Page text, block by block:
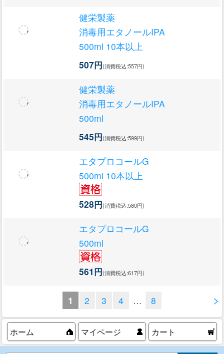
健栄製薬
消毒用エタノールIPA
500ml 10本以上
507円(消費税込:557円)
健栄製薬
消毒用エタノールIPA
500ml
545円(消費税込:599円)
エタプロコールG
500ml 10本以上
528円(消費税込:580円)
エタプロコールG
500ml
561円(消費税込:617円)
>
1 2 3 4 … 8
ホーム マイページ カート